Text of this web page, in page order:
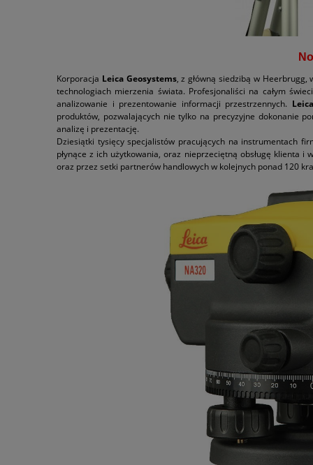
Korporacja Leica Geosystems, z główną siedzibą w
technologiach mierzenia świata. Profesjonaliści na całym
analizowanie i prezentowanie informacji przestrzennych.
produktów, pozwalających nie tylko na precyzyjne dokonanie
analizę i prezentację.
Dziesiątki tysięcy specjalistów pracujących na instrumentach
płynące z ich użytkowania, oraz nieprzeciętną obsługę klienta
oraz przez setki partnerów handlowych w kolejnych ponad 120